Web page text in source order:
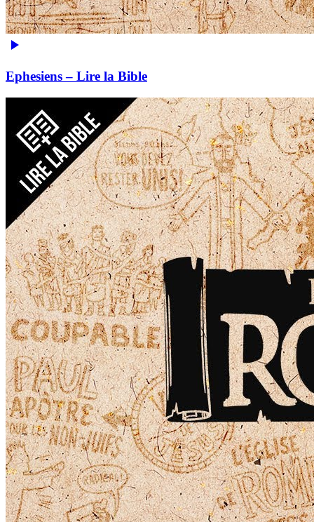
Ephesiens – Lire la Bible